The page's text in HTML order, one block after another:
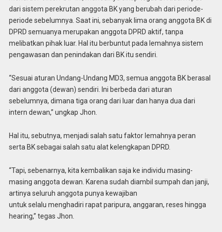
dari sistem perekrutan anggota BK yang berubah dari periode-
periode sebelumnya. Saat ini, sebanyak lima orang anggota BK di
DPRD semuanya merupakan anggota DPRD aktif, tanpa
melibatkan pihak luar. Hal itu berbuntut pada lemahnya sistem
pengawasan dan penindakan dari BK itu sendiri.
“Sesuai aturan Undang-Undang MD3, semua anggota BK berasal
dari anggota (dewan) sendiri. Ini berbeda dari aturan
sebelumnya, dimana tiga orang dari luar dan hanya dua dari
intern dewan,” ungkap Jhon.
Hal itu, sebutnya, menjadi salah satu faktor lemahnya peran
serta BK sebagai salah satu alat kelengkapan DPRD.
“Tapi, sebenarnya, kita kembalikan saja ke individu masing-
masing anggota dewan. Karena sudah diambil sumpah dan janji,
artinya seluruh anggota punya kewajiban
untuk selalu menghadiri rapat paripura, anggaran, reses hingga
hearing,” tegas Jhon.